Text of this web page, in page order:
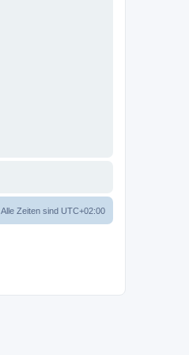
Alle Zeiten sind UTC+02:00